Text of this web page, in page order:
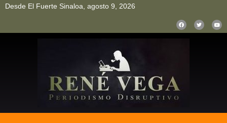
Desde El Fuerte Sinaloa, agosto 9, 2026